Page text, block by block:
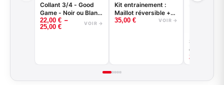
Collant 3/4 - Good
Game - Noir ou Blanc
- BASKETBALL
22,00 € –
25,00 € VOIR →
Kit entrainement :
Maillot réversible +
short
35,00 € VOIR →
Sous-short
25,00